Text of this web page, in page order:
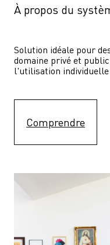
À propos du
Solution idéale pour
domaine privé et
l'utilisation individuelle
Comprendre